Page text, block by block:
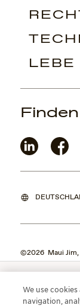
LEBE
©2026 Maui Jim,
We use
navigation,